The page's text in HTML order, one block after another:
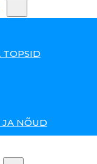
TOPSID
NÕUD